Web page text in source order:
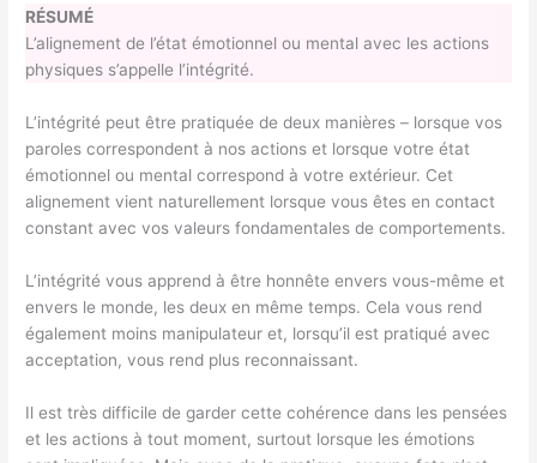
RÉSUMÉ
L’alignement de l’état émotionnel ou mental avec les actions
physiques s’appelle l’intégrité.
L’intégrité peut être pratiquée de deux manières – lorsque vos
paroles correspondent à nos actions et lorsque votre état
émotionnel ou mental correspond à votre extérieur. Cet
alignement vient naturellement lorsque vous êtes en contact
constant avec vos valeurs fondamentales de comportements.
L’intégrité vous apprend à être honnête envers vous-même et
envers le monde, les deux en même temps. Cela vous rend
également moins manipulateur et, lorsqu’il est pratiqué avec
acceptation, vous rend plus reconnaissant.
Il est très difficile de garder cette cohérence dans les pensées
et les actions à tout moment, surtout lorsque les émotions